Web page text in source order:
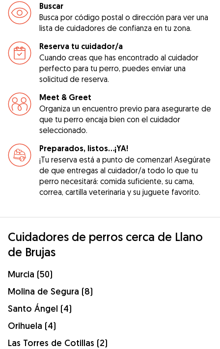
Buscar
Busca por código postal o dirección para ver una
lista de cuidadores de confianza en tu zona.
Reserva tu cuidador/a
Cuando creas que has encontrado al cuidador
perfecto para tu perro, puedes enviar una
solicitud de reserva.
Meet & Greet
Organiza un encuentro previo para asegurarte de
que tu perro encaja bien con el cuidador
seleccionado.
Preparados, listos...¡YA!
¡Tu reserva está a punto de comenzar! Asegúrate
de que entregas al cuidador/a todo lo que tu
perro necesitará: comida suficiente, su cama,
correa, cartilla veterinaria y su juguete favorito.
Cuidadores de perros cerca de Llano
de Brujas
Murcia (50)
Molina de Segura (8)
Santo Ángel (4)
Orihuela (4)
Las Torres de Cotillas (2)